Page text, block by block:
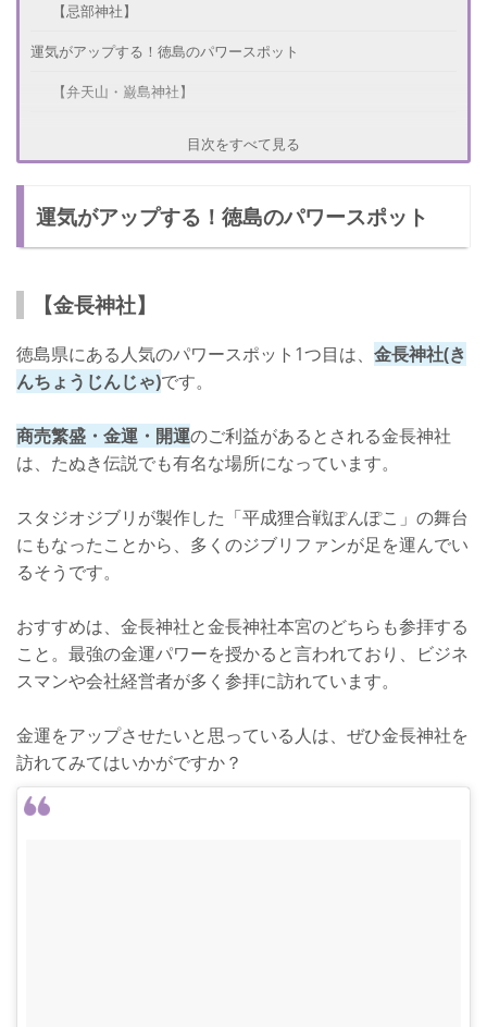
【忌部神社】
運気がアップする！徳島のパワースポット
【弁天山・巌島神社】
さいごに
目次をすべて見る
運気がアップする！徳島のパワースポット
【金長神社】
徳島県にある人気のパワースポット1つ目は、 金長神社(き
んちょうじんじゃ)です。
商売繁盛・金運・開運のご利益があるとされる金長神社
は、たぬき伝説でも有名な場所になっています。
スタジオジブリが製作した「平成狸合戦ぽんぽこ」の舞台
にもなったことから、多くのジブリファンが足を運んでい
るそうです。
おすすめは、金長神社と金長神社本宮のどちらも参拝する
こと。最強の金運パワーを授かると言われており、ビジネ
スマンや会社経営者が多く参拝に訪れています。
金運をアップさせたいと思っている人は、ぜひ金長神社を
訪れてみてはいかがですか？